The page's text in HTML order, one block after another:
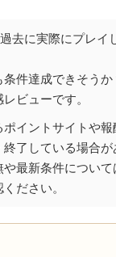
去に実際にプレイ
条件達成できそう
ビューです。
イントサイトや
了している場合が
最新条件について
ださい。